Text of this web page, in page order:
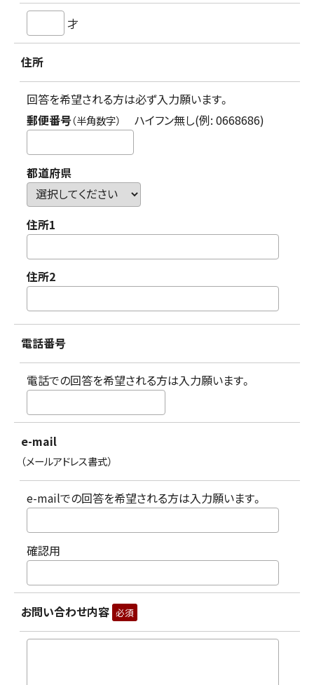
才
住所
回答を希望される方は必ず入力願います。
郵便番号（半角数字） ハイフン無し(例: 0668686)
都道府県
住所1
住所2
電話番号
電話での回答を希望される方は入力願います。
e-mail
（メールアドレス書式）
e-mailでの回答を希望される方は入力願います。
確認用
お問い合わせ内容 必須